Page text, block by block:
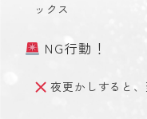
ックス
NG行動！
夜更かしすると